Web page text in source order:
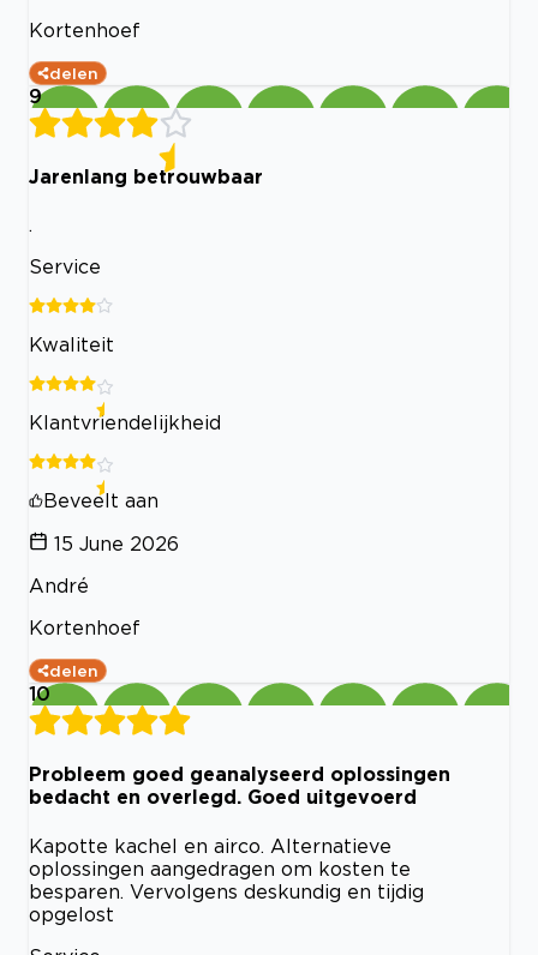
Kortenhoef
delen
9
Jarenlang betrouwbaar
.
Service
Kwaliteit
Klantvriendelijkheid
Beveelt aan
15 June 2026
André
Kortenhoef
delen
10
Probleem goed geanalyseerd oplossingen
bedacht en overlegd. Goed uitgevoerd
Kapotte kachel en airco. Alternatieve
oplossingen aangedragen om kosten te
besparen. Vervolgens deskundig en tijdig
opgelost